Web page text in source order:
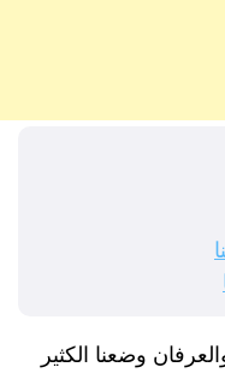
وضعنا الكثير